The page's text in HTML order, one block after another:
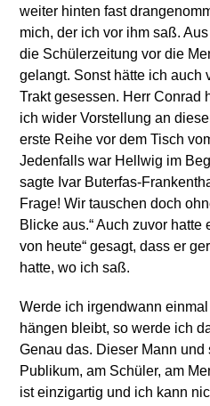
weiter hinten fast
mich, der ich vor ihm saß.
die Schülerzeitung vor die
gelangt. Sonst hätte ich auch
Trakt gesessen. Herr Conrad
ich wider Vorstellung an
erste Reihe vor dem Tisch
Jedenfalls war Hellwig im
sagte Ivar Buterfas-
Frage! Wir tauschen doch
Blicke aus.“ Auch zuvor hatte
von heute“ gesagt, dass er
hatte, wo ich saß.
Werde ich irgendwann
hängen bleibt, so werde ich
Genau das. Dieser Mann
Publikum, am Schüler, am
ist einzigartig und ich kann